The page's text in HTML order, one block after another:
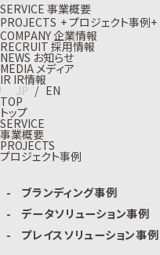
SERVICE 事業概要
PROJECTS +プロジェクト事例+
COMPANY企業情報
RECRUIT 採用情報
NEWS お知らせ
MEDIA メディア
IR IR情報
JP / EN
TOP
トップ
SERVICE
事業概要
PROJECTS
プロジェクト事例
ブランディング事例
データソリューション事例
プレイスソリューション事例